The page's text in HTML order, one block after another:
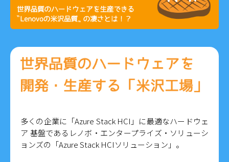
多くの企業に「Azure Stack HCI」に最適なハードウェ
ア 基盤であるレノボ・エンタープライズ・ソリューシ
ョンズの「Azure Stack HCIソリューション」。